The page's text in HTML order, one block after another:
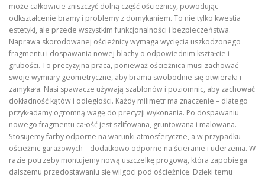
może całkowicie zniszczyć dolną część ościeżnicy, powodując
odkształcenie bramy i problemy z domykaniem. To nie tylko kwestia
estetyki, ale przede wszystkim funkcjonalności i bezpieczeństwa.
Naprawa skorodowanej ościeżnicy wymaga wycięcia uszkodzonego
fragmentu i dospawania nowej blachy o odpowiednim kształcie i
grubości. To precyzyjna praca, ponieważ ościeżnica musi zachować
swoje wymiary geometryczne, aby brama swobodnie się otwierała i
zamykała. Nasi spawacze używają szablonów i poziomnic, aby zachować
dokładność kątów i odległości. Każdy milimetr ma znaczenie – dlatego
przykładamy ogromną wagę do precyzji wykonania. Po dospawaniu
nowego fragmentu całość jest szlifowana, gruntowana i malowana.
Stosujemy farby odporne na warunki atmosferyczne, a w przypadku
ościeżnic garażowych – dodatkowo odporne na ścieranie i uderzenia. W
razie potrzeby montujemy nową uszczelkę progową, która zapobiega
dalszemu przedostawaniu się wilgoci pod ościeżnicę. Dzięki temu